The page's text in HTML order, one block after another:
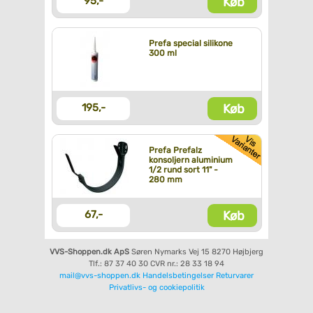
Prefa special silikone
300 ml
195,- Køb
Prefa Prefalz
konsoljern aluminium
1/2 rund sort 11" -
280 mm
67,- Køb
VVS-Shoppen.dk ApS Søren Nymarks Vej 15 8270 Højbjerg
Tlf.: 87 37 40 30 CVR nr.: 28 33 18 94
mail@vvs-shoppen.dk Handelsbetingelser Returvarer
Privatlivs- og cookiepolitik